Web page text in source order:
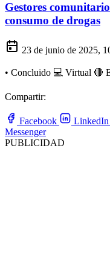
Gestores
consumo de drogas
23 de junio de 2025,
• Concluido 💻 Virtual 🔴
Compartir:
Facebook LinkedIn
Messenger
PUBLICIDAD